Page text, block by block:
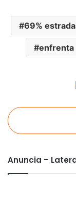
69%
enfrenta
Anuncia –